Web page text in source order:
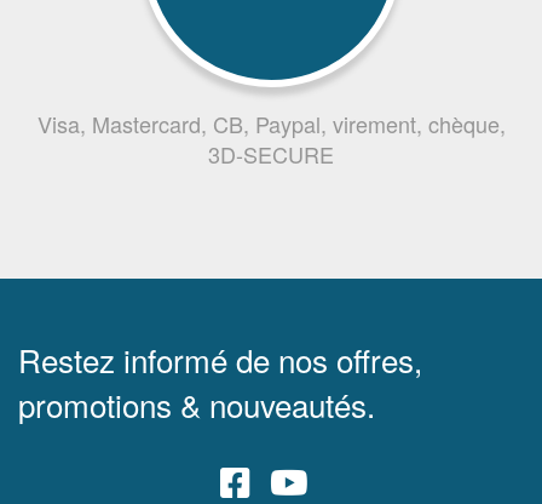
Visa, Mastercard, CB, Paypal, virement, chèque,
3D-SECURE
Restez informé de nos offres,
promotions & nouveautés.